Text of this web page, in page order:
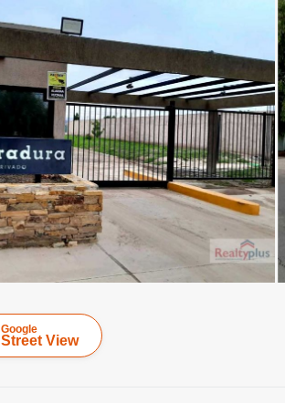
Google
Street View